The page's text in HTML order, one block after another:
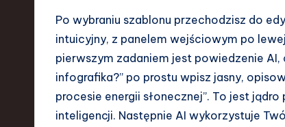
Po wybraniu szablonu przechodzisz do
intuicyjny, z panelem wejściowym po
pierwszym zadaniem jest powiedzenie
infografika?” po prostu wpisz jasny,
procesie energii słonecznej”. To jest
inteligencji. Następnie AI wykorzystuje